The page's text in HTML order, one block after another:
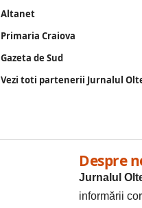
Altanet
Primaria Craiova
Gazeta de Sud
Vezi toti partenerii Jurnalul
Despre
Jurnalul
informării